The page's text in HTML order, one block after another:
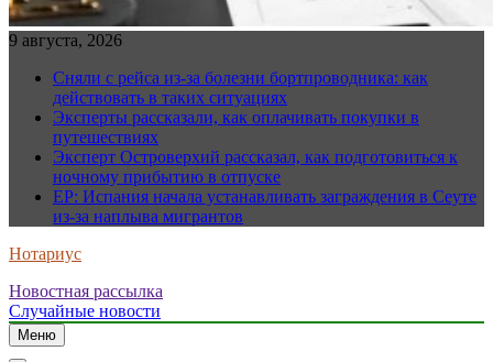
9 августа, 2026
Сняли с рейса из-за болезни бортпроводника: как
действовать в таких ситуациях
Эксперты рассказали, как оплачивать покупки в
путешествиях
Эксперт Островерхий рассказал, как подготовиться к
ночному прибытию в отпуске
EP: Испания начала устанавливать заграждения в Сеуте
из-за наплыва мигрантов
Нотариус
Новостная рассылка
Случайные новости
Меню